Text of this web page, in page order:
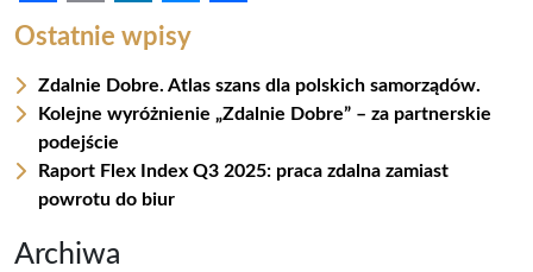
F
c
b
o
o
E
a
i
l
L
n
k
e
d
I
M
e
s
e
n
a
r
e
Ostatnie wpisy
Zdalnie Dobre. Atlas szans dla polskich samorządów.
Kolejne wyróżnienie „Zdalnie Dobre” – za partnerskie
podejście
Raport Flex Index Q3 2025: praca zdalna zamiast
powrotu do biur
Archiwa